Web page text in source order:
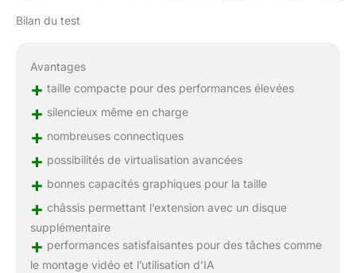
Bilan du test
Avantages
+ taille compacte pour des performances élevées
+ silencieux même en charge
+ nombreuses connectiques
+ possibilités de virtualisation avancées
+ bonnes capacités graphiques pour la taille
+ châssis permettant l’extension avec un disque
supplémentaire
+ performances satisfaisantes pour des tâches comme
le montage vidéo et l’utilisation d’IA